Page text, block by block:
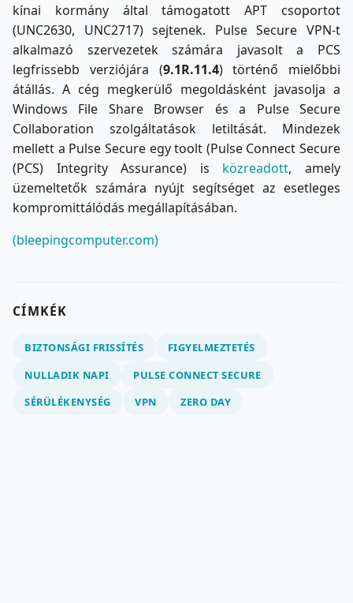
kínai kormány által támogatott APT csoportot
(UNC2630, UNC2717) sejtenek. Pulse Secure VPN-t
alkalmazó szervezetek számára javasolt a PCS
legfrissebb verziójára (9.1R.11.4) történő mielőbbi
átállás. A cég megkerülő megoldásként javasolja a
Windows File Share Browser és a Pulse Secure
Collaboration szolgáltatások letiltását. Mindezek
mellett a Pulse Secure egy toolt (Pulse Connect Secure
(PCS) Integrity Assurance) is közreadott, amely
üzemeltetők számára nyújt segítséget az esetleges
kompromittálódás megállapításában.
(bleepingcomputer.com)
CÍMKÉK
BIZTONSÁGI FRISSÍTÉS
FIGYELMEZTETÉS
NULLADIK NAPI
PULSE CONNECT SECURE
SÉRÜLÉKENYSÉG
VPN ZERO DAY